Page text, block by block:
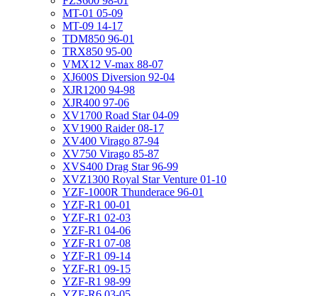
MT-01 05-09
MT-09 14-17
TDM850 96-01
TRX850 95-00
VMX12 V-max 88-07
XJ600S Diversion 92-04
XJR1200 94-98
XJR400 97-06
XV1700 Road Star 04-09
XV1900 Raider 08-17
XV400 Virago 87-94
XV750 Virago 85-87
XVS400 Drag Star 96-99
XVZ1300 Royal Star Venture 01-10
YZF-1000R Thunderace 96-01
YZF-R1 00-01
YZF-R1 02-03
YZF-R1 04-06
YZF-R1 07-08
YZF-R1 09-14
YZF-R1 09-15
YZF-R1 98-99